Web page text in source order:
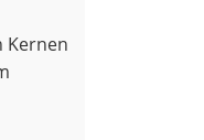
Kernen